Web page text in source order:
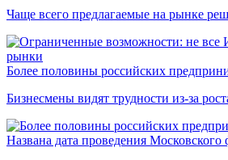
Чаще всего предлагаемые на рынке
рынки
Более половины российских
Бизнесмены видят трудности из-за
Названа дата проведения